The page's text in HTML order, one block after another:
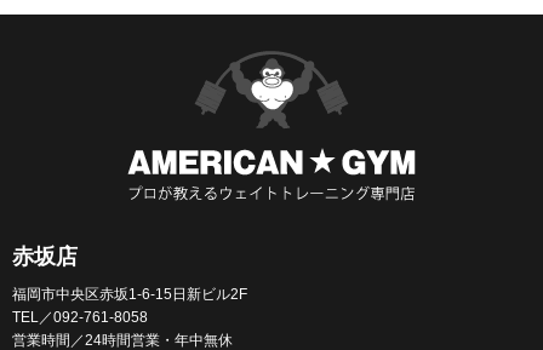
赤坂店
福岡市中央区赤坂1-6-15日新ビル2F
TEL／092-761-8058
営業時間／24時間営業・年中無休